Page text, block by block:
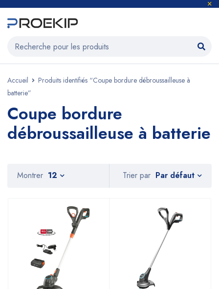
Accueil
Produits identifiés “Coupe bordure débroussailleuse à
batterie”
Coupe bordure
débroussailleuse à batterie
Trier par Par défaut
Montrer 12